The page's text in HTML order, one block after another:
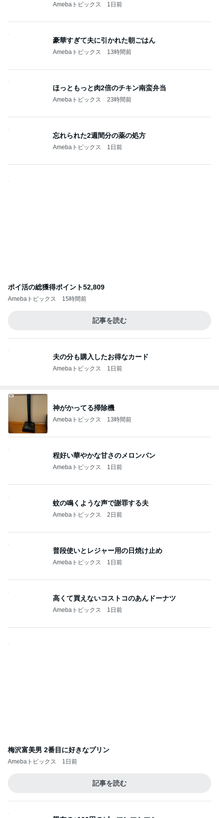
Amebaトピックス 1日前
豪華すぎて夫に引かれた朝ごはん
Amebaトピックス 13時間前
ほっともっと肉2倍のチキン南蛮弁当
Amebaトピックス 23時間前
忘れられた2週間分の薬の処方
Amebaトピックス 1日前
ポイ活の総獲得ポイント52,809
Amebaトピックス 15時間前
記事を読む
夫の分も購入したお得なカード
Amebaトピックス 1日前
神がかってる掃除機
Amebaトピックス 13時間前
程好い華やかな甘さのメロンパン
Amebaトピックス 1日前
蚊の鳴くような声で謝罪する夫
Amebaトピックス 2日前
普段使いとレジャー用の日焼け止め
Amebaトピックス 1日前
高くて買えないコストコのあんドーナツ
Amebaトピックス 1日前
梅沢富美男 2番目に好きなプリン
Amebaトピックス 1日前
記事を読む